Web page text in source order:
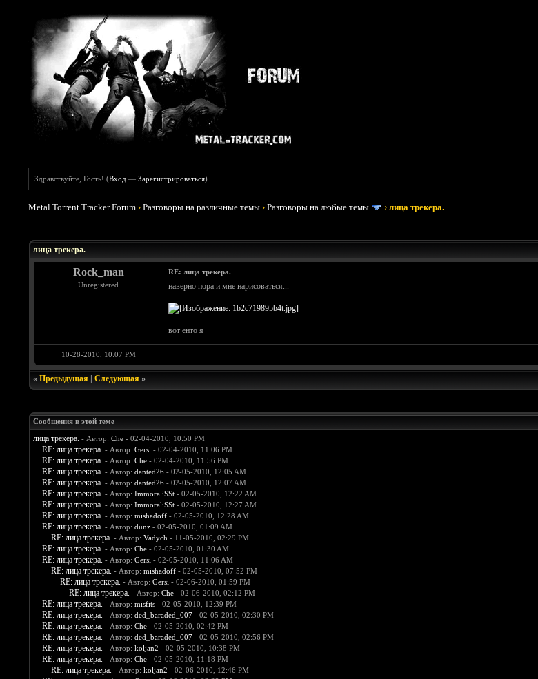
Здравствуйте, Гость! (Вход —Зарегистрироваться)
Metal Torrent Tracker Forum ›Разговоры на различные темы ›Разговоры на любые темы ›лица трекера.
лица трекера.
Rock_man
Unregistered
RE: лица трекера.
наверно пора и мне нарисоваться...
вот енто я
10-28-2010, 10:07 PM
« Предыдущая| Следующая»
Сообщения в этой теме
лица трекера. - Автор: Che- 02-04-2010, 10:50 PM
RE: лица трекера. - Автор: Gersi - 02-04-2010, 11:06 PM
RE: лица трекера. - Автор: Che- 02-04-2010, 11:56 PM
RE: лица трекера. - Автор: danted26- 02-05-2010, 12:05 AM
RE: лица трекера. - Автор: danted26- 02-05-2010, 12:07 AM
RE: лица трекера. - Автор: ImmoraliSSt- 02-05-2010, 12:22 AM
RE: лица трекера. - Автор: ImmoraliSSt- 02-05-2010, 12:27 AM
RE: лица трекера. - Автор: mishadoff- 02-05-2010, 12:28 AM
RE: лица трекера. - Автор: dunz- 02-05-2010, 01:09 AM
RE: лица трекера. - Автор: Vadych - 11-05-2010, 02:29 PM
RE: лица трекера. - Автор: Che- 02-05-2010, 01:30 AM
RE: лица трекера. - Автор: Gersi - 02-05-2010, 11:06 AM
RE: лица трекера. - Автор: mishadoff- 02-05-2010, 07:52 PM
RE: лица трекера. - Автор: Gersi - 02-06-2010, 01:59 PM
RE: лица трекера. - Автор: Che- 02-06-2010, 02:12 PM
RE: лица трекера. - Автор: misfits- 02-05-2010, 12:39 PM
RE: лица трекера. - Автор: ded_baraded_007- 02-05-2010, 02:30 PM
RE: лица трекера. - Автор: Che- 02-05-2010, 02:42 PM
RE: лица трекера. - Автор: ded_baraded_007- 02-05-2010, 02:56 PM
RE: лица трекера. - Автор: koljan2 - 02-05-2010, 10:38 PM
RE: лица трекера. - Автор: Che- 02-05-2010, 11:18 PM
RE: лица трекера. - Автор: koljan2 - 02-06-2010, 12:46 PM